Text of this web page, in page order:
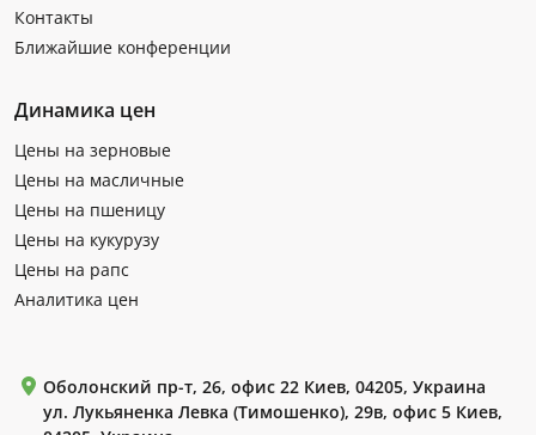
Контакты
Ближайшие конференции
Динамика цен
Цены на зерновые
Цены на масличные
Цены на пшеницу
Цены на кукурузу
Цены на рапс
Аналитика цен
Оболонский пр-т, 26, офис 22 Киев, 04205, Украина
ул. Лукьяненка Левка (Тимошенко), 29в, офис 5 Киев,